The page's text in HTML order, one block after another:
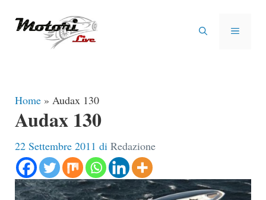
MENU
Home » Audax 130
Audax 130
22 Settembre 2011 di Redazione